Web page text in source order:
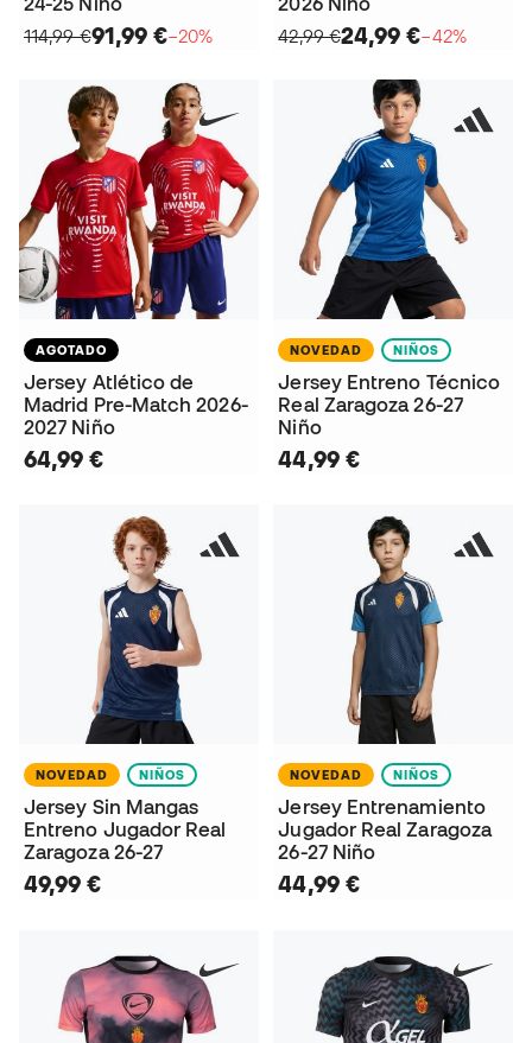
114,99 €91,99 €−20%
42,99 €24,99 €−42%
AGOTADO
Jersey Atlético de
Madrid Pre-Match 2026-
2027 Niño
64,99 €
NOVEDAD NIÑOS
Jersey Entreno Técnico
Real Zaragoza 26-27
Niño
44,99 €
NOVEDAD NIÑOS
Jersey Sin Mangas
Entreno Jugador Real
Zaragoza 26-27
49,99 €
NOVEDAD NIÑOS
Jersey Entrenamiento
Jugador Real Zaragoza
26-27 Niño
44,99 €